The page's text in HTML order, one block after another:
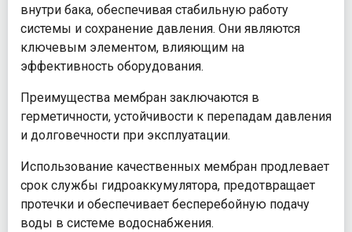
внутри бака, обеспечивая стабильную работу
системы и сохранение давления. Они являются
ключевым элементом, влияющим на
эффективность оборудования.
Преимущества мембран заключаются в
герметичности, устойчивости к перепадам давления
и долговечности при эксплуатации.
Использование качественных мембран продлевает
срок службы гидроаккумулятора, предотвращает
протечки и обеспечивает бесперебойную подачу
воды в системе водоснабжения.